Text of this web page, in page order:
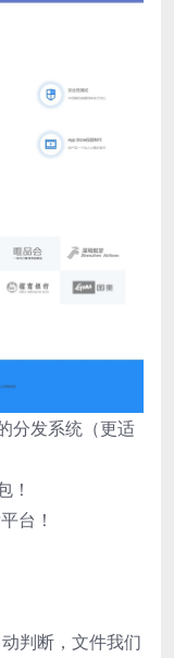
分发系统（更适
！
台！
判断，文件我们